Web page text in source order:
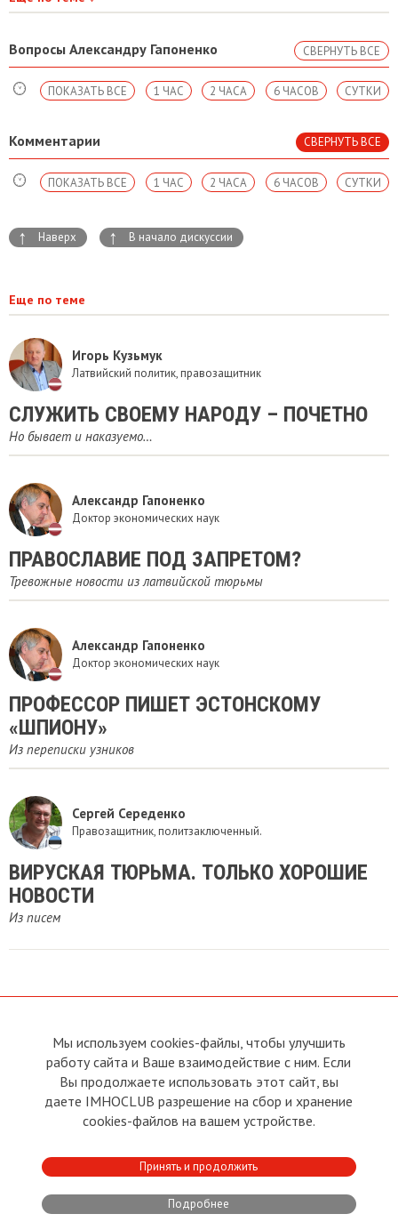
Вопросы Александру Гапоненко СВЕРНУТЬ ВСЕ
СУТКИ
6 ЧАСОВ
2 ЧАСА
1 ЧАС
ПОКАЗАТЬ ВСЕ
Комментарии СВЕРНУТЬ ВСЕ
СУТКИ
6 ЧАСОВ
2 ЧАСА
1 ЧАС
ПОКАЗАТЬ ВСЕ
↑ Наверх ↑ В начало дискуссии
Еще по теме
Игорь Кузьмук
Латвийский политик, правозащитник
СЛУЖИТЬ СВОЕМУ НАРОДУ – ПОЧЕТНО
Но бывает и наказуемо…
Александр Гапоненко
Доктор экономических наук
ПРАВОСЛАВИЕ ПОД ЗАПРЕТОМ?
Тревожные новости из латвийской тюрьмы
Александр Гапоненко
Доктор экономических наук
ПРОФЕССОР ПИШЕТ ЭСТОНСКОМУ
«ШПИОНУ»
Из переписки узников
Сергей Середенко
Правозащитник, политзаключенный.
ВИРУСКАЯ ТЮРЬМА. ТОЛЬКО ХОРОШИЕ
НОВОСТИ
Из писем
О сайте
Условия пользования
Политика конфиденциальности
Прямая связь с
Председателем
Прямая связь c членами клуба
Реклама
Контакты
Developed by:CRA
Club
Мы используем cookies-файлы, чтобы улучшить
работу сайта и Ваше взаимодействие с ним. Если
Вы продолжаете использовать этот сайт, вы
даете IMHOCLUB разрешение на сбор и хранение
cookies-файлов на вашем устройстве.
Принять и продолжить
Подробнее